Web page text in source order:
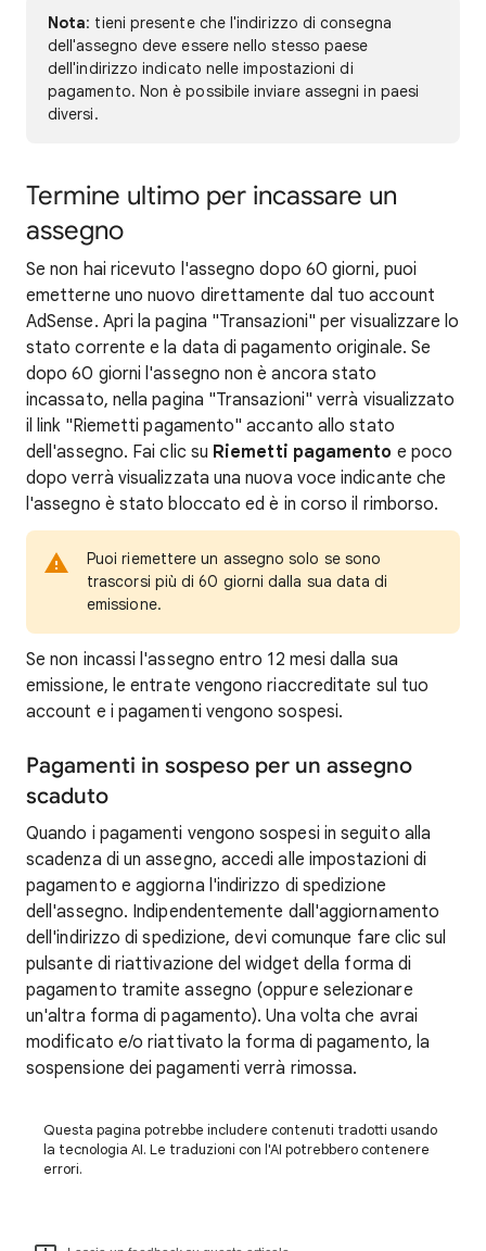
Nota: tieni presente che l'indirizzo di consegna
dell'assegno deve essere nello stesso paese
dell'indirizzo indicato nelle impostazioni di
pagamento. Non è possibile inviare assegni in paesi
diversi.
Termine ultimo per incassare un
assegno
Se non hai ricevuto l'assegno dopo 60 giorni, puoi
emetterne uno nuovo direttamente dal tuo account
AdSense. Apri la pagina "Transazioni" per visualizzare lo
stato corrente e la data di pagamento originale. Se
dopo 60 giorni l'assegno non è ancora stato
incassato, nella pagina "Transazioni" verrà visualizzato
il link "Riemetti pagamento" accanto allo stato
dell'assegno. Fai clic su Riemetti pagamento e poco
dopo verrà visualizzata una nuova voce indicante che
l'assegno è stato bloccato ed è in corso il rimborso.
Puoi riemettere un assegno solo se sono
trascorsi più di 60 giorni dalla sua data di
emissione.
Se non incassi l'assegno entro 12 mesi dalla sua
emissione, le entrate vengono riaccreditate sul tuo
account e i pagamenti vengono sospesi.
Pagamenti in sospeso per un assegno
scaduto
Quando i pagamenti vengono sospesi in seguito alla
scadenza di un assegno, accedi alle impostazioni di
pagamento e aggiorna l'indirizzo di spedizione
dell'assegno. Indipendentemente dall'aggiornamento
dell'indirizzo di spedizione, devi comunque fare clic sul
pulsante di riattivazione del widget della forma di
pagamento tramite assegno (oppure selezionare
un'altra forma di pagamento). Una volta che avrai
modificato e/o riattivato la forma di pagamento, la
sospensione dei pagamenti verrà rimossa.
Questa pagina potrebbe includere contenuti tradotti usando
la tecnologia AI. Le traduzioni con l'AI potrebbero contenere
errori.